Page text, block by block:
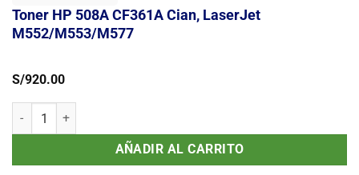
Toner HP 508A CF361A Cian, LaserJet
M552/M553/M577
S/920.00
Toner HP 508A CF361A Cian, LaserJet M552/M553/M577 cantidad
AÑADIR AL CARRITO